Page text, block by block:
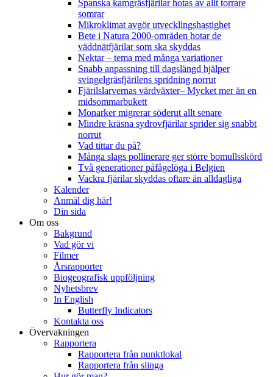
Spanska kamgräsfjärilar hotas av allt torrare
somrar
Mikroklimat avgör utvecklingshastighet
Bete i Natura 2000-områden hotar de
väddnätfjärilar som ska skyddas
Nektar – tema med många variationer
Snabb anpassning till dagslängd hjälper
svingelgräsfjärilens spridning norrut
Fjärilslarvernas värdväxter– Mycket mer än en
midsommarbukett
Monarker migrerar söderut allt senare
Mindre kräsna sydrovfjärilar sprider sig snabbt
norrut
Vad tittar du på?
Många slags pollinerare ger större bomullsskörd
Två generationer påfågelöga i Belgien
Vackra fjärilar skyddas oftare än alldagliga
Kalender
Anmäl dig här!
Din sida
Om oss
Bakgrund
Vad gör vi
Filmer
Årsrapporter
Biogeografisk uppföljning
Nyhetsbrev
In English
Butterfly Indicators
Kontakta oss
Övervakningen
Rapportera
Rapportera från punktlokal
Rapportera från slinga